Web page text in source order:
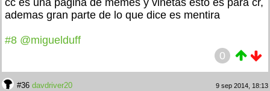
cc es una página de memes y viñetas esto es para cr,
ademas gran parte de lo que dice es mentira
#8 @miguelduff
0
#36 davdriver20 9 sep 2014, 18:13